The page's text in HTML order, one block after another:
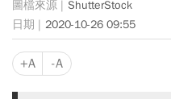
ShutterStock
2020-10-26 09:55
+A -A